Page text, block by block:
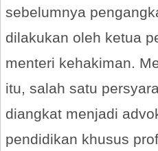
sebelumnya
dilakukan oleh ketua
menteri kehakiman.
itu, salah satu
diangkat menjadi
pendidikan khusus